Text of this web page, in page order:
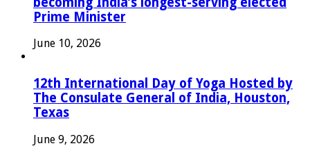
Prime Minister
June 10, 2026
12th International Day of Yoga Hosted by
The Consulate General of India, Houston,
Texas
June 9, 2026